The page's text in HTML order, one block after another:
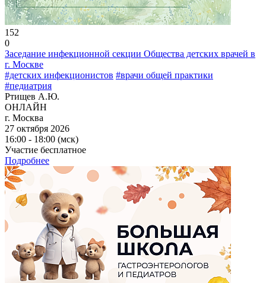
152
0
Заседание инфекционной секции Общества детских врачей в
г. Москве
#детских инфекционистов #врачи общей практики
#педиатрия
Ртищев А.Ю.
ОНЛАЙН
г. Москва
27 октября 2026
16:00 - 18:00 (мск)
Участие бесплатное
Подробнее